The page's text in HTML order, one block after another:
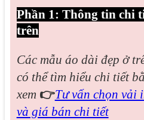
Phần 1: Thông tin chi
trên
Các mẫu áo dài đẹp ở
có thể tìm hiểu chi tiết
xem 👉Tư vấn chọn vải
và giá bán chi tiết